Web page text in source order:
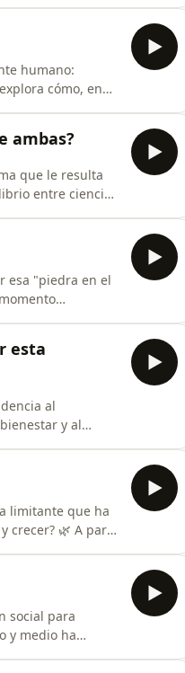
humano:
cómo, en
ambas?
que le resulta
entre ciencia
esa "piedra en el
esta
al
y al
limitante que ha
crecer? 🌿 A partir
social para
y medio ha